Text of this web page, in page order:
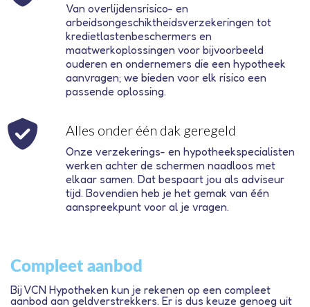
Van overlijdensrisico- en
arbeidsongeschiktheidsverzekeringen tot
kredietlastenbeschermers en
maatwerkoplossingen voor bijvoorbeeld
ouderen en ondernemers die een hypotheek
aanvragen; we bieden voor elk risico een
passende oplossing.
Alles onder één dak geregeld
Onze verzekerings- en hypotheekspecialisten
werken achter de schermen naadloos met
elkaar samen. Dat bespaart jou als adviseur
tijd. Bovendien heb je het gemak van één
aanspreekpunt voor al je vragen.
Compleet aanbod
Bij VCN Hypotheken kun je rekenen op een compleet
aanbod aan geldverstrekkers. Er is dus keuze genoeg uit